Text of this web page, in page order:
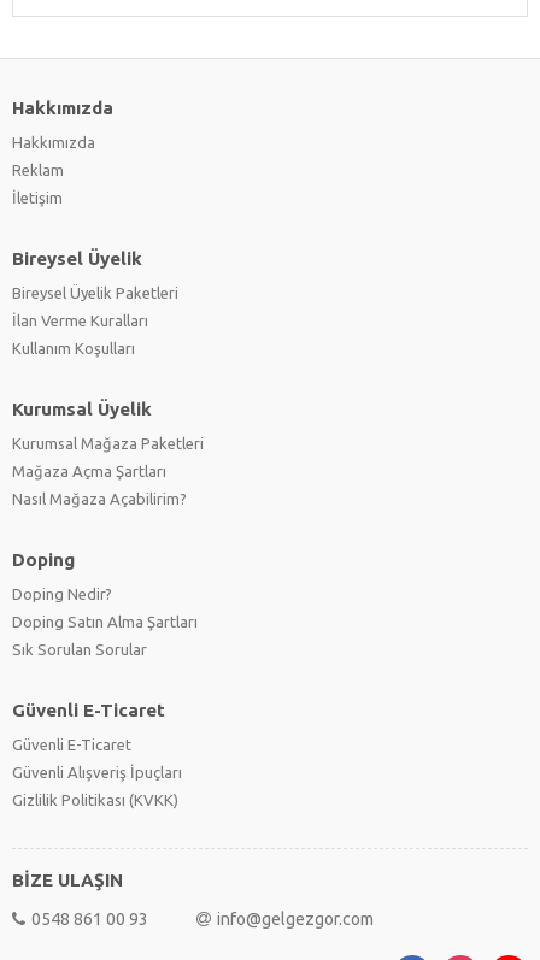
Hakkımızda
Hakkımızda
Reklam
İletişim
Bireysel Üyelik
Bireysel Üyelik Paketleri
İlan Verme Kuralları
Kullanım Koşulları
Kurumsal Üyelik
Kurumsal Mağaza Paketleri
Mağaza Açma Şartları
Nasıl Mağaza Açabilirim?
Doping
Doping Nedir?
Doping Satın Alma Şartları
Sık Sorulan Sorular
Güvenli E-Ticaret
Güvenli E-Ticaret
Güvenli Alışveriş İpuçları
Gizlilik Politikası (KVKK)
BİZE ULAŞIN
0548 861 00 93 info@gelgezgor.com